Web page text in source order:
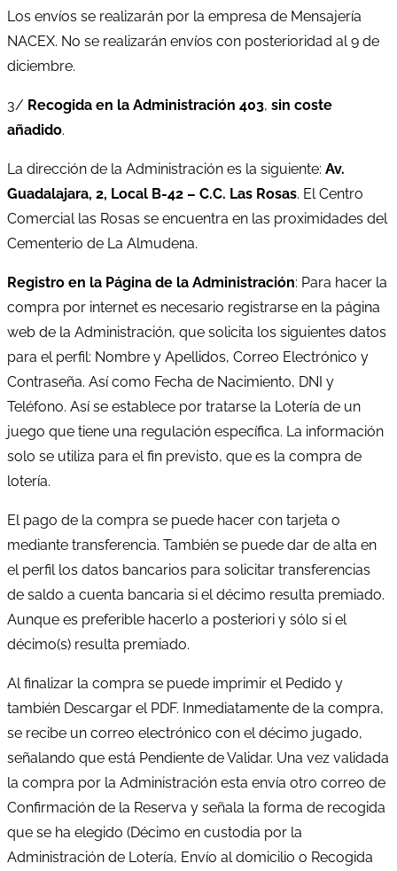
Los envíos se realizarán por la empresa de Mensajería
NACEX. No se realizarán envíos con posterioridad al 9 de
diciembre.
3/ Recogida en la Administración 403, sin coste
añadido.
La dirección de la Administración es la siguiente: Av.
Guadalajara, 2, Local B-42 – C.C. Las Rosas. El Centro
Comercial las Rosas se encuentra en las proximidades del
Cementerio de La Almudena.
Registro en la Página de la Administración: Para hacer la
compra por internet es necesario registrarse en la página
web de la Administración, que solicita los siguientes datos
para el perfil: Nombre y Apellidos, Correo Electrónico y
Contraseña. Así como Fecha de Nacimiento, DNI y
Teléfono. Así se establece por tratarse la Lotería de un
juego que tiene una regulación específica. La información
solo se utiliza para el fin previsto, que es la compra de
lotería.
El pago de la compra se puede hacer con tarjeta o
mediante transferencia. También se puede dar de alta en
el perfil los datos bancarios para solicitar transferencias
de saldo a cuenta bancaria si el décimo resulta premiado.
Aunque es preferible hacerlo a posteriori y sólo si el
décimo(s) resulta premiado.
Al finalizar la compra se puede imprimir el Pedido y
también Descargar el PDF. Inmediatamente de la compra,
se recibe un correo electrónico con el décimo jugado,
señalando que está Pendiente de Validar. Una vez validada
la compra por la Administración esta envía otro correo de
Confirmación de la Reserva y señala la forma de recogida
que se ha elegido (Décimo en custodia por la
Administración de Lotería, Envío al domicilio o Recogida